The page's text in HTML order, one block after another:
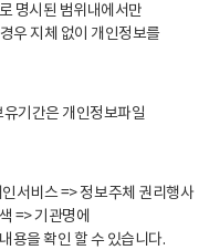
명시된 범위내에서만
우 지체 없이 개인정보를
기간은 개인정보파일
서비스 => 정보주체 권리행사
=> 기관명에
용을 확인 할 수 있습니다.